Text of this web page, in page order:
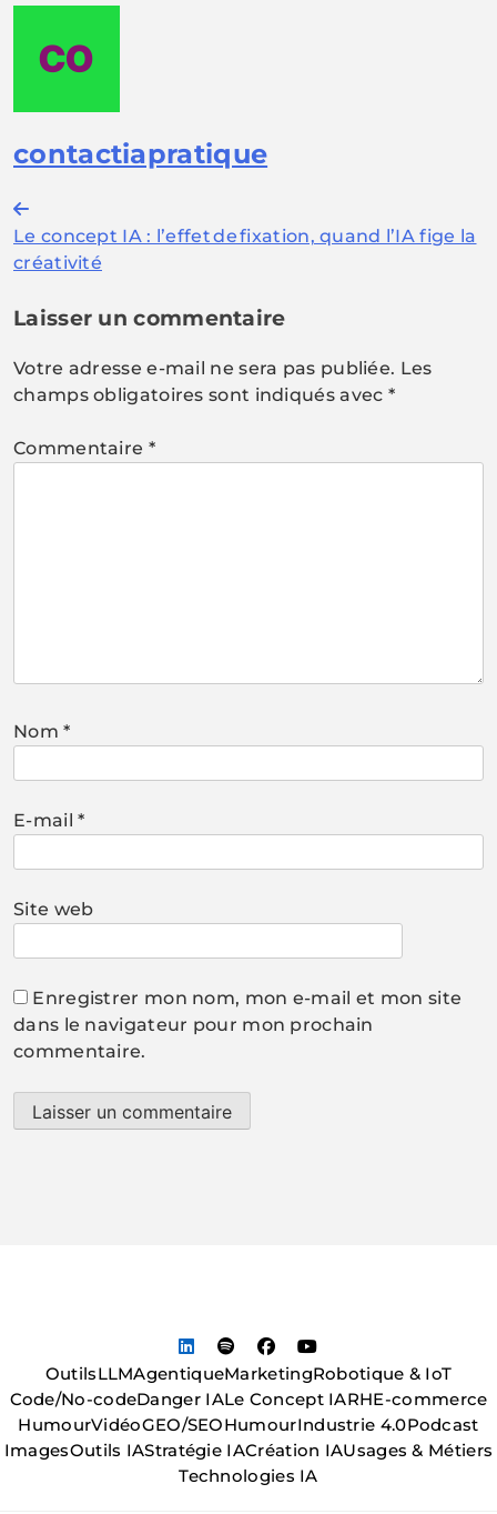
contactiapratique
Navigation
de
Le concept IA : l’effet de fixation, quand l’IA fige la
créativité
Laisser un commentaire
Votre adresse e-mail ne sera pas publiée. Les
champs obligatoires sont indiqués avec *
Commentaire *
Nom*
E-mail*
Site web
Enregistrer mon nom, mon e-mail et mon site
dans le navigateur pour mon prochain
commentaire.
OutilsLLMAgentiqueMarketingRobotique & IoT
Code/No-codeDanger IALe Concept IARHE-commerce
HumourVidéoGEO/SEOHumourIndustrie 4.0Podcast
ImagesOutils IAStratégie IACréation IAUsages & Métiers
Technologies IA